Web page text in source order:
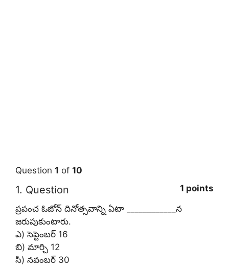
Question 1 of 10
1. Question
1 points
ప్రపంచ ఓజోన్ దినోత్సవాన్ని ఏటా ____________న
జరుపుకుంటారు.
ఎ) సెప్టెంబర్ 16
బి) మార్చి 12
సి) నవంబర్ 30